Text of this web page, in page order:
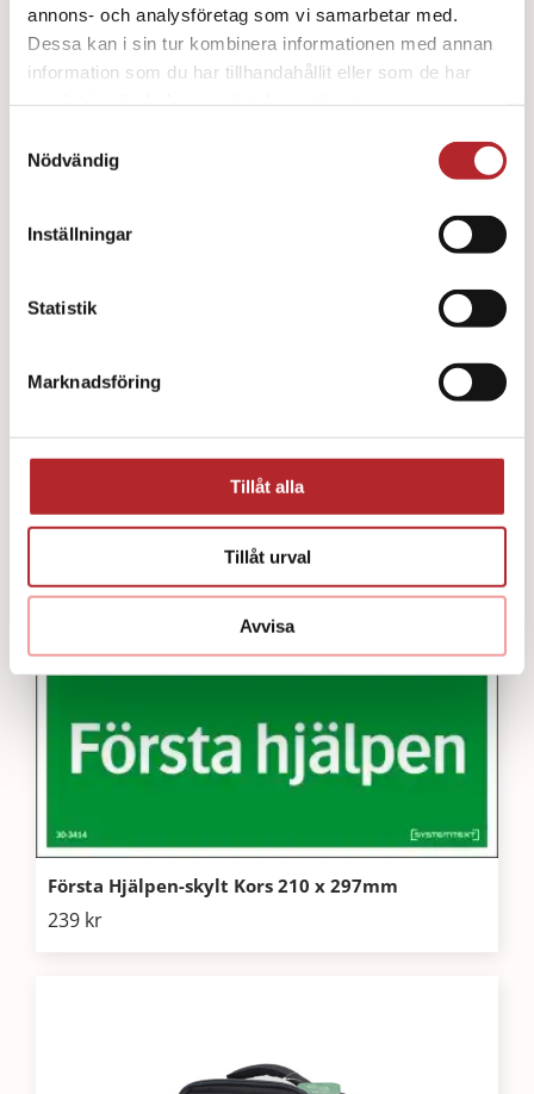
annons- och analysföretag som vi samarbetar med.
Dessa kan i sin tur kombinera informationen med annan
information som du har tillhandahållit eller som de har
Nödvändig
Inställningar
Statistik
Marknadsföring
Tillåt alla
Tillåt urval
Avvisa
Första Hjälpen Skåp Akla
2600 kr
Första Hjälpen-skylt Kors 210 x 297mm
239 kr